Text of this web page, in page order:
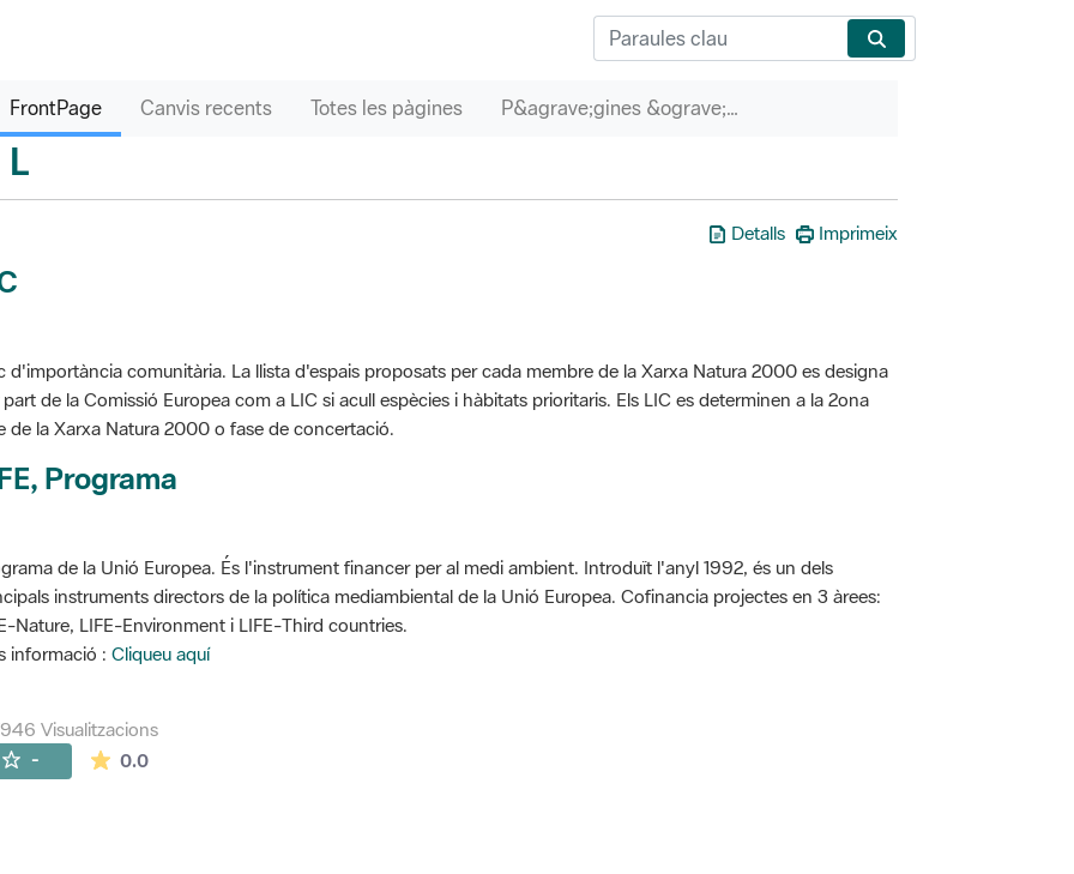
FrontPage Canvis recents Totes les pàgines P&agrave;gines &ograve;rfenes
L
Detalls Imprimeix
d'importància comunitària. La llista d'espais proposats per cada membre de la Xarxa Natura 2000 es designa
de la Comissió Europea com a LIC si acull espècies i hàbitats prioritaris. Els LIC es determinen a la 2ona
de la Xarxa Natura 2000 o fase de concertació.
Programa
de la Unió Europea. És l'instrument financer per al medi ambient. Introduït l'anyl 1992, és un dels
instruments directors de la política mediambiental de la Unió Europea. Cofinancia projectes en 3 àrees:
Nature, LIFE-Environment i LIFE-Third countries.
informació : Cliqueu aquí
Visualitzacions
- 0.0La mitjana de les valoracions és de 0 estrelles de 5.